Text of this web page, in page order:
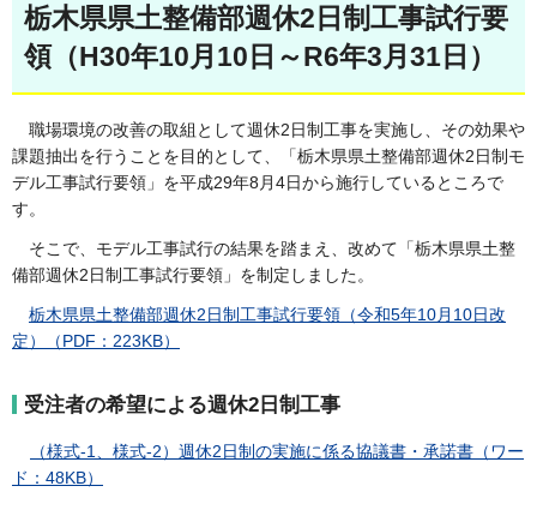
栃木県県土整備部週休2日制工事試行要
領（H30年10月10日～R6年3月31日）
職場環境の改善の取組として週休2日制工事を実施し、その効果や
課題抽出を行うことを目的として、「栃木県県土整備部週休2日制モ
デル工事試行要領」を平成29年8月4日から施行しているところで
す。
そこで、モデル工事試行の結果を踏まえ、改めて「栃木県県土整
備部週休2日制工事試行要領」を制定しました。
栃木県県土整備部週休2日制工事試行要領（令和5年10月10日改
定）（PDF：223KB）
受注者の希望による週休2日制工事
（様式-1、様式-2）週休2日制の実施に係る協議書・承諾書（ワー
ド：48KB）